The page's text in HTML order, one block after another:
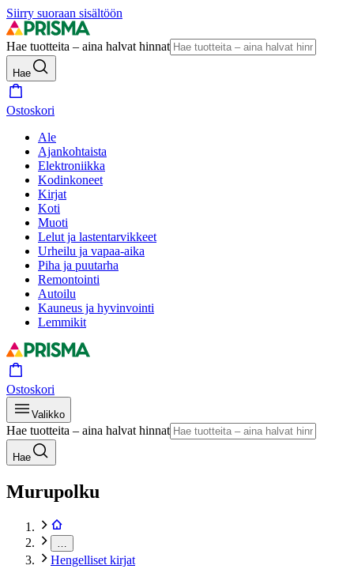
Siirry suoraan sisältöön
Hae tuotteita – aina halvat hinnat
Hae
Ostoskori
Ale
Ajankohtaista
Elektroniikka
Kodinkoneet
Kirjat
Koti
Muoti
Lelut ja lastentarvikkeet
Urheilu ja vapaa-aika
Piha ja puutarha
Remontointi
Autoilu
Kauneus ja hyvinvointi
Lemmikit
Ostoskori
Valikko
Hae tuotteita – aina halvat hinnat
Hae
Murupolku
Hengelliset kirjat